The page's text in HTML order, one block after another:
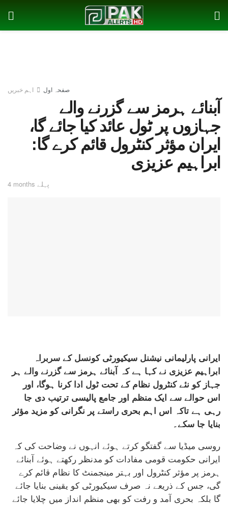
صفحہ اول اہم خبریں
آبنائے ہرمز سے گزرنے والے
جہازوں پر ٹول عائد کیا جائے گا،
ایران مؤثر کنٹرول قائم کرے گا:
ابراہیم عزیزی
4 months پہلے
ایرانی پارلیمانی نیشنل سیکیورٹی کونسل کے سربراہ
ابراہیم عزیزی نے کہا ہے کہ آبنائے ہرمز سے گزرنے والے ہر
جہاز کو نئے کنٹرول نظام کے تحت ٹول ادا کرنا ہوگا، اور
اس حوالے سے ایک منظم اور جامع پالیسی ترتیب دی جا
رہی ہے تاکہ اس اہم بحری راستے پر نگرانی کو مزید مؤثر
بنایا جا سکے۔
روسی میڈیا سے گفتگو کرتے ہوئے انہوں نے وضاحت کی کہ
ایرانی حکومت قومی مفادات کو مدنظر رکھتے ہوئے آبنائے
ہرمز پر مؤثر کنٹرول اور بہتر مینجمنٹ کا نظام قائم کرے
گی، جس کے ذریعے نہ صرف سیکیورٹی کو یقینی بنایا جائے
گا بلکہ بحری آمد و رفت کو بھی منظم انداز میں چلایا جائے